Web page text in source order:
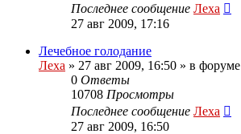
Последнее сообщение Леха
27 авг 2009, 17:16
Лечебное голодание
Леха » 27 авг 2009, 16:50 » в форуме
0 Ответы
10708 Просмотры
Последнее сообщение Леха
27 авг 2009, 16:50